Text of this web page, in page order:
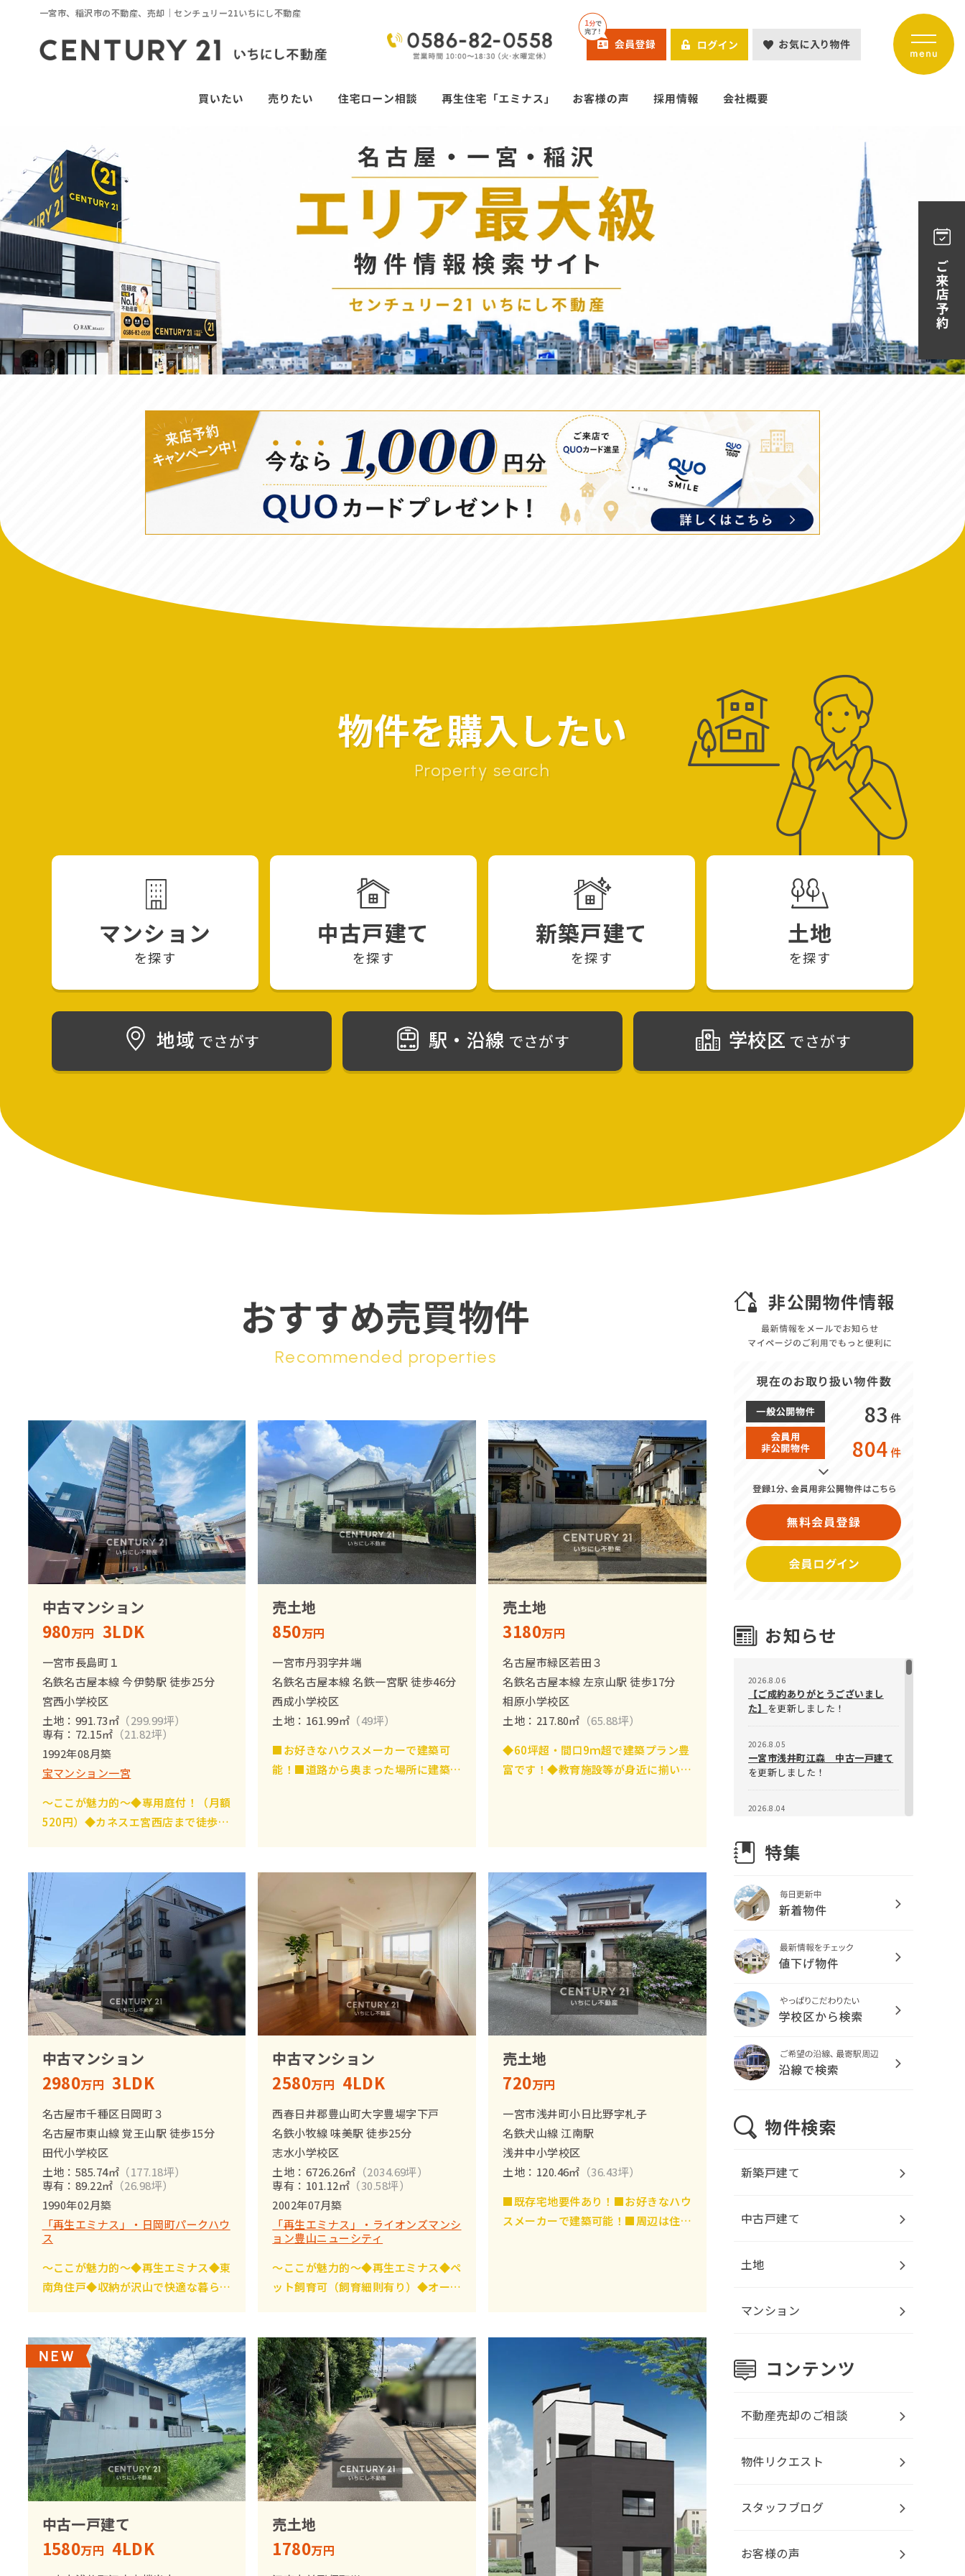
一宮市、稲沢市の不動産、売却｜センチュリー21いちにし不動産
物件を購入したい
Property search
マンション
を探す
中古戸建て
を探す
新築戸建て
を探す
土地
を探す
地域 でさがす 駅・沿線 でさがす 学校区 でさがす
おすすめ売買物件
Recommended properties
中古マンション
980万円 3LDK
一宮市長島町１
名鉄名古屋本線 今伊勢駅 徒歩25分
宮西小学校区
土地：991.73㎡ （299.99坪）
専有：72.15㎡ （21.82坪）
1992年08月築
宝マンション一宮
～ここが魅力的～◆専用庭付！（月額
520円）◆カネスエ宮西店まで徒歩約
風を享受できる角部屋
売土地
850万円
一宮市丹羽字井端
名鉄名古屋本線 名鉄一宮駅 徒歩46分
西成小学校区
土地：161.99㎡ （49坪）
■お好きなハウスメーカーで建築可
能！■道路から奥まった場所に建築で
売土地
3180万円
名古屋市緑区若田３
名鉄名古屋本線 左京山駅 徒歩17分
相原小学校区
土地：217.80㎡ （65.88坪）
◆60坪超・間口9ｍ超で建築プラン豊
富です！◆教育施設等が身近に揃い、
中古マンション
2980万円 3LDK
名古屋市千種区日岡町３
名古屋市東山線 覚王山駅 徒歩15分
田代小学校区
土地：585.74㎡ （177.18坪）
専有：89.22㎡ （26.98坪）
1990年02月築
「再生エミナス」・日岡町パークハウ
ス
～ここが魅力的～◆再生エミナス◆東
南角住戸◆収納が沢山で快適な暮らし
中古マンション
2580万円 4LDK
西春日井郡豊山町大字豊場字下戸
名鉄小牧線 味美駅 徒歩25分
志水小学校区
土地：6726.26㎡ （2034.69坪）
専有：101.12㎡ （30.58坪）
2002年07月築
「再生エミナス」・ライオンズマンシ
ョン豊山ニューシティ
～ここが魅力的～◆再生エミナス◆ペ
ット飼育可（飼育細則有り）◆オート
売土地
720万円
一宮市浅井町小日比野字札子
名鉄犬山線 江南駅
浅井中小学校区
土地：120.46㎡ （36.43坪）
■既存宅地要件あり！■お好きなハウ
スメーカーで建築可能！■周辺は住宅
中古一戸建て
1580万円 4LDK
売土地
1780万円
83 件
804件
2026.8.06
【ご成約ありがとうございまし
た】 を更新しました！
2026.8.05
一宮市浅井町江森 中古一戸建て
を更新しました！
2026.8.04
【夏季休暇のお知らせ】
ました！
2026.7.24
先週末のご来店ありがとうござい
ました♪を更新しました！
2026.7.23
名古屋市千種区池上町２ 中古マ
ンション
2026.7.17
一宮市長島町１ 中古マンション
2026.7.16
【定休日新設のお知らせ】
更新しました！
一宮市緑４ 中古マンション
新しました！
一宮市萩原町滝字北平 売土地
2026.6.21
新築戸建て
中古戸建て
土地
マンション
不動産売却のご相談
物件リクエスト
スタッフブログ
お客様の声